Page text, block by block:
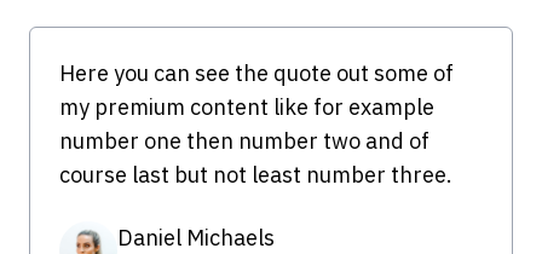
Here you can see the quote out some of
my premium content like for example
number one then number two and of
course last but not least number three.
Daniel Michaels